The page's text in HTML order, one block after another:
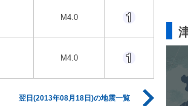
M4.0
M4.0
翌日(2013年08月18日)の地震一覧